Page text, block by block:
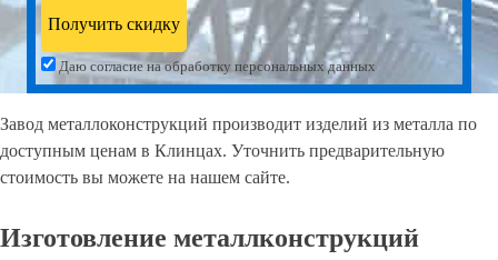
Даю согласие на обработку персональных данных
Завод металлоконструкций производит изделий из металла по
доступным ценам в Клинцах. Уточнить предварительную
стоимость вы можете на нашем сайте.
Изготовление металлконструкций